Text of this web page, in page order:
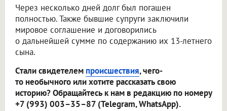
Через несколько дней долг был погашен
полностью. Также бывшие супруги заключили
мировое соглашение и договорились
о дальнейшей сумме по содержанию их 13-летнего
сына.
Стали свидетелем происшествия, чего-
то необычного или хотите рассказать свою
историю? Обращайтесь к нам в редакцию по номеру
+7 (993) 003–35–87 (Telegram, WhatsApp).